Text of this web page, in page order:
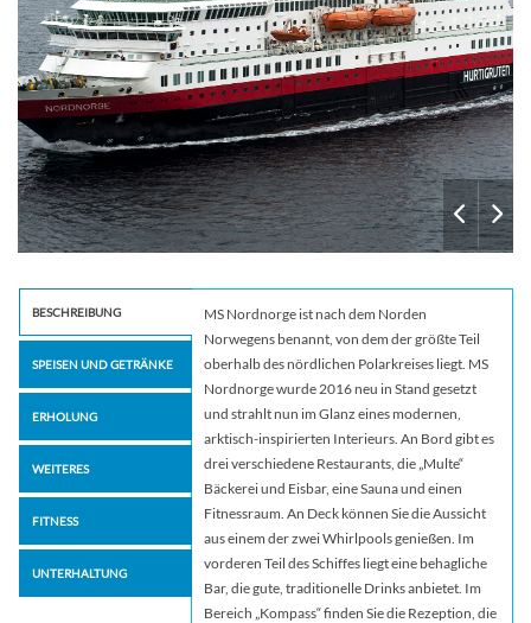
BESCHREIBUNG
SPEISEN UND GETRÄNKE
ERHOLUNG
WEITERES
FITNESS
UNTERHALTUNG
MS Nordnorge ist nach dem Norden
Norwegens benannt, von dem der größte Teil
oberhalb des nördlichen Polarkreises liegt. MS
Nordnorge wurde 2016 neu in Stand gesetzt
und strahlt nun im Glanz eines modernen,
arktisch-inspirierten Interieurs. An Bord gibt es
drei verschiedene Restaurants, die „Multe“
Bäckerei und Eisbar, eine Sauna und einen
Fitnessraum. An Deck können Sie die Aussicht
aus einem der zwei Whirlpools genießen. Im
vorderen Teil des Schiffes liegt eine behagliche
Bar, die gute, traditionelle Drinks anbietet. Im
Bereich „Kompass“ finden Sie die Rezeption, die